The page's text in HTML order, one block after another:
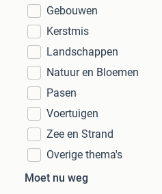
Gebouwen
Kerstmis
Landschappen
Natuur en Bloemen
Pasen
Voertuigen
Zee en Strand
Overige thema's
Moet nu weg